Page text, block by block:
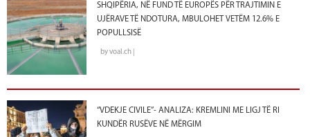
SHQIPËRIA, NË FUND TË EUROPËS PËR TRAJTIMIN E
UJËRAVE TË NDOTURA, MBULOHET VETËM 12.6% E
POPULLSISË
by voal.ch |
“VDEKJE CIVILE”- ANALIZA: KREMLINI ME LIGJ TË RI
KUNDËR RUSËVE NË MËRGIM